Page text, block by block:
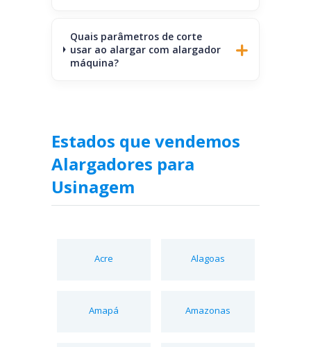
Quais parâmetros de corte
usar ao alargar com alargador
máquina?
Estados que vendemos
Alargadores para
Usinagem
Acre Alagoas
Amapá Amazonas